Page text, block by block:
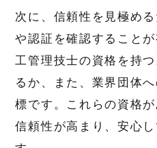
次に、信頼性を見極め
や認証を確認すること
工管理技士の資格を持
るか、また、業界団体
標です。これらの資格
信頼性が高まり、安心